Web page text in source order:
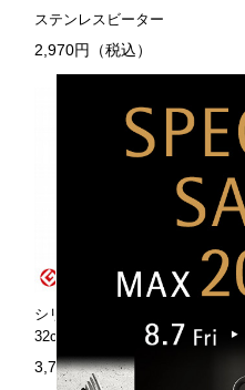
ステンレスビーター
2,970円（税込）
シリコーンボウルウィスク
32cm
3,740円（税込）